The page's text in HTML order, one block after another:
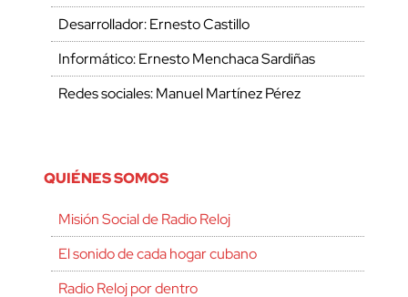
Desarrollador: Ernesto Castillo
Informático: Ernesto Menchaca Sardiñas
Redes sociales: Manuel Martínez Pérez
QUIÉNES SOMOS
Misión Social de Radio Reloj
El sonido de cada hogar cubano
Radio Reloj por dentro